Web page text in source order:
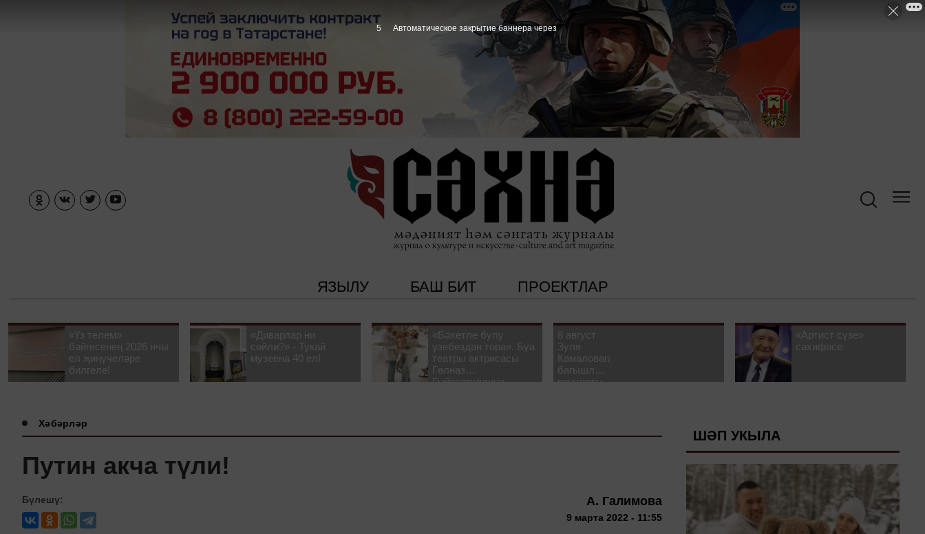
ЯЗЫЛУ БАШ БИТ ПРОЕКТЛАР
«Үз телем»
бәйгесенең 2026 нчы
ел җиңүчеләре
билгеле!
«Диварлар ни
сөйли?» - Тукай
музеена 40 ел!
«Бәхетле булу
үзебездән тора». Буа
театры актрисасы
Гөлназ
Гыйззәтуллина-
8 август
Зуля
Камаловага
багышлау
концерты
«Артист сүзе»
сәхифәсе
Хәбәрләр
Путин акча түли!
Бүлешү: А. Галимова
9 марта 2022 - 11:55
ШӘП УКЫЛА
4 Автоматическое закрытие баннера через